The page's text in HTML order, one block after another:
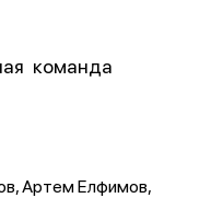
команда
Артем Елфимов,